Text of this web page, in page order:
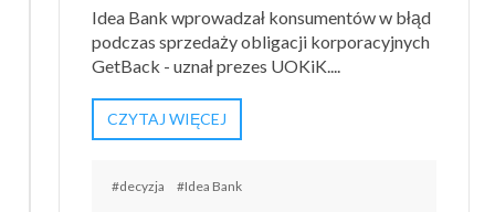
Idea Bank wprowadzał konsumentów w błąd
podczas sprzedaży obligacji korporacyjnych
GetBack - uznał prezes UOKiK....
CZYTAJ WIĘCEJ
#decyzja #Idea Bank